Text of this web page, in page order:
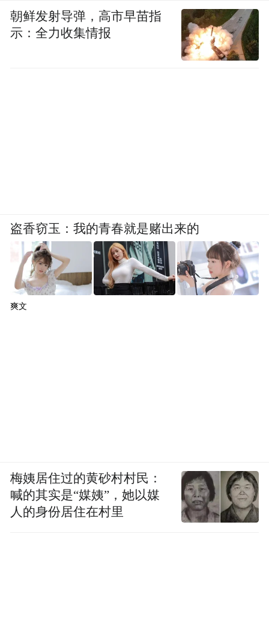
朝鲜发射导弹，高市早苗指
示：全力收集情报
盗香窃玉：我的青春就是赌出来的
爽文
梅姨居住过的黄砂村村民：
喊的其实是“媒姨”，她以媒
人的身份居住在村里